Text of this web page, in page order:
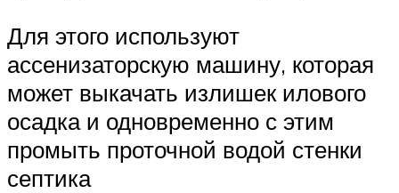
Для этого используют
ассенизаторскую машину, которая
может выкачать излишек илового
осадка и одновременно с этим
промыть проточной водой стенки
септика